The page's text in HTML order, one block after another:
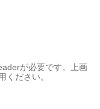
が必要です。上画
ください。